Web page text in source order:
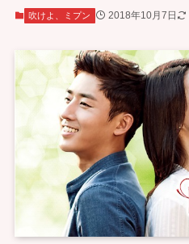
吹けよ、ミプン 2018年10月7日